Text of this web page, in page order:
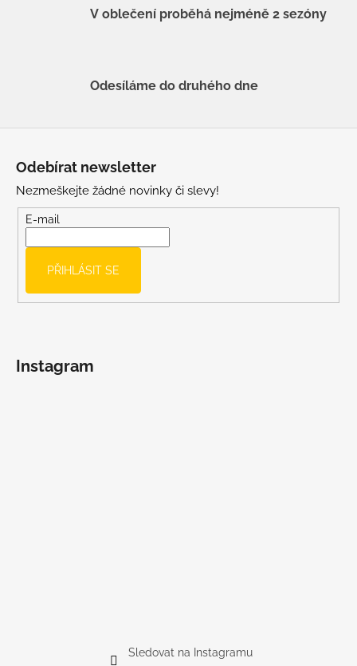
V oblečení proběhá nejméně 2 sezóny
Odesíláme do druhého dne
Odebírat newsletter
Nezmeškejte žádné novinky či slevy!
E-mail
PŘIHLÁSIT SE
Instagram
Sledovat na Instagramu